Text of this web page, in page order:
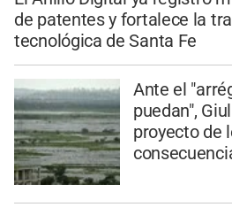
de patentes y fortalece la
tecnológica de Santa Fe
Ante el
puedan",
proyecto de